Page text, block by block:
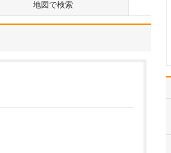
地図で検索
ていただけます。内視鏡
も極細タイプのスコープ